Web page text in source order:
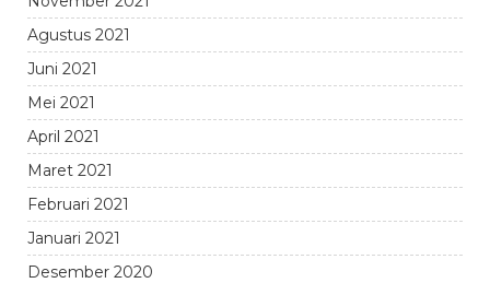
Agustus 2021
Juni 2021
Mei 2021
April 2021
Maret 2021
Februari 2021
Januari 2021
Desember 2020